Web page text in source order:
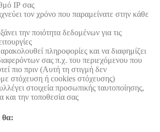
ΙΡ σας
τον χρόνο που παραμείνατε στην κάθε
την ποιότητα δεδομένων για τις
πληροφορίες και να διαφημίζει
σας π.χ. του περιεχόμενου που
πιο πριν (Αυτή τη στιγμή δεν
στόχευση ή cookies στόχευσης)
στοιχεία προσωπικής ταυτοποίησης,
και την τοποθεσία σας
θα: